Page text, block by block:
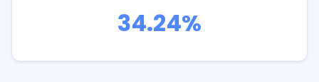
34.24%